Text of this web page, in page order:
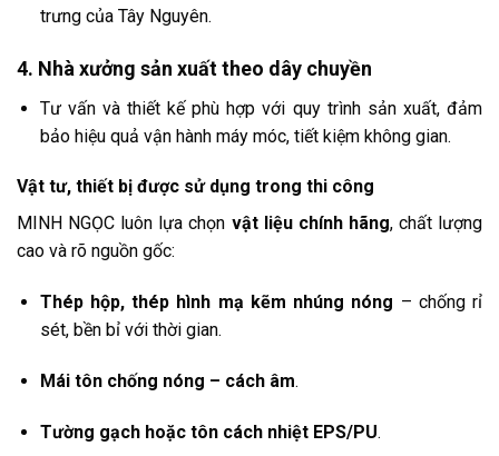
trưng của Tây Nguyên.
4. Nhà xưởng sản xuất theo dây chuyền
Tư vấn và thiết kế phù hợp với quy trình sản xuất, đảm
bảo hiệu quả vận hành máy móc, tiết kiệm không gian.
Vật tư, thiết bị được sử dụng trong thi công
MINH NGỌC luôn lựa chọn vật liệu chính hãng, chất lượng
cao và rõ nguồn gốc:
Thép hộp, thép hình mạ kẽm nhúng nóng – chống rỉ
sét, bền bỉ với thời gian.
Mái tôn chống nóng – cách âm.
Tường gạch hoặc tôn cách nhiệt EPS/PU.